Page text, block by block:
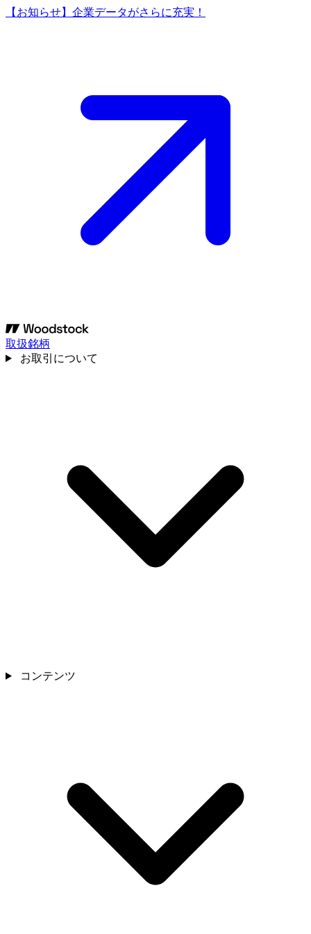
【お知らせ】企業データがさらに充実！
取扱銘柄
お取引について
コンテンツ